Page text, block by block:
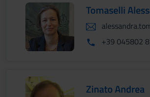
Tomaselli
+39 045802
Zinato Andrea